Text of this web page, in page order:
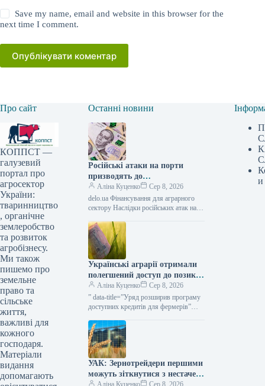
Save my name, email and website in this browser for the
next time I comment.
Опублікувати коментар
Про сайт
КОППСТ —
галузевий
портал про
агросектор
України:
тваринництво
, органічне
землеробство
та розвиток
агробізнесу.
Ми також
пишемо про
земельне
право та
сільське
життя,
важливі для
кожного
господаря.
Матеріали
видання
допомагають
Останні новини
Російські атаки на порти
призводять до
багатомільярдних збитків для
України: один удар сягає 30
мільйонів доларів —
Аліна Куценко
Сер 8, 2026
delo.ua Фінансування для аграрного
сектору Наслідки російських атак на
можуть сягати прямих збитків у
десятки мільйонів доларів.…
Українські аграрії отримали
полегшений доступ до позик
за програмою «5-7-9%» для
весняних польових робіт та
господарських потреб —
Аліна Куценко
Сер 8, 2026
” data-title=”Уряд розширив програму
доступних кредитів для фермерів”
url=”https://kurkul.com/news/41873-
uryad-rozshiriv-programu-dostupnih-
kreditiv-dlya-fermeriv”>
УАК: Зернотрейдери першими
можуть зіткнутися з нестачею
Аліна Куценко Сер 8, 2026
и